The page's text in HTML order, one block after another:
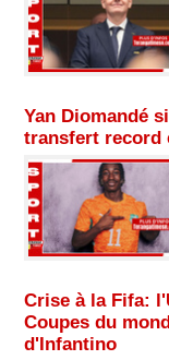
Yan Diomandé
transfert record
Crise à la Fifa:
Coupes du
d'Infantino